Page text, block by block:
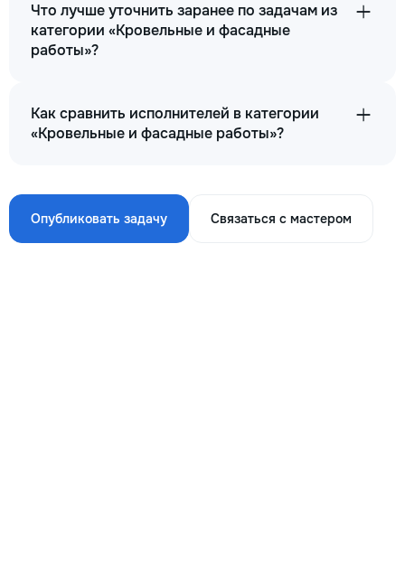
Что лучше уточнить заранее по задачам из
категории «Кровельные и фасадные
работы»?
Как сравнить исполнителей в категории
«Кровельные и фасадные работы»?
Опубликовать задачу Связаться с мастером